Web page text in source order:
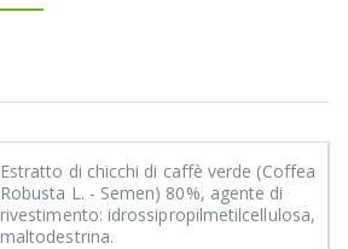
Estratto di chicchi di caffè verde (Coffea
Robusta L. - Semen) 80%, agente di
rivestimento: idrossipropilmetilcellulosa,
maltodestrina.